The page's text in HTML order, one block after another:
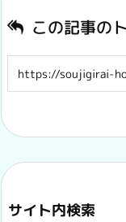
この記事の
サイト内検索